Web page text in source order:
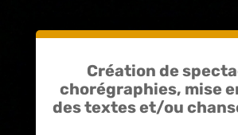
Création de
chorégraphies, mise
des textes et/ou